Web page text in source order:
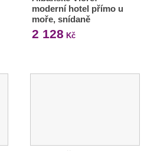
moderní hotel přímo u
moře, snídaně
2 128 Kč